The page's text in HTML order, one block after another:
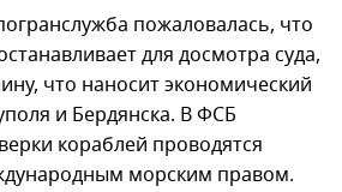
пожаловалась, что
для досмотра суда,
что наносит экономический
и Бердянска. В ФСБ
кораблей проводятся
морским правом.